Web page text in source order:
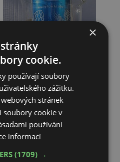
×
cookie.
používají soubory
zážitku.
stránek
soubory cookie v
používání
informací
(1709) →